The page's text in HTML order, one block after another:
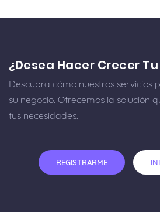
¿Desea Hacer Crecer
Descubra cómo nuestros servicios
su negocio. Ofrecemos la solución
tus necesidades.
REGISTRARME